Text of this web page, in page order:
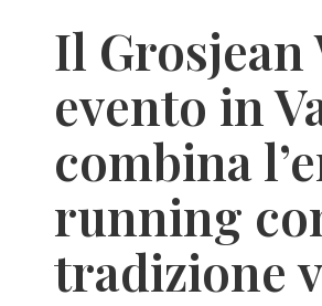
Il
evento in
combina
running
tradizione